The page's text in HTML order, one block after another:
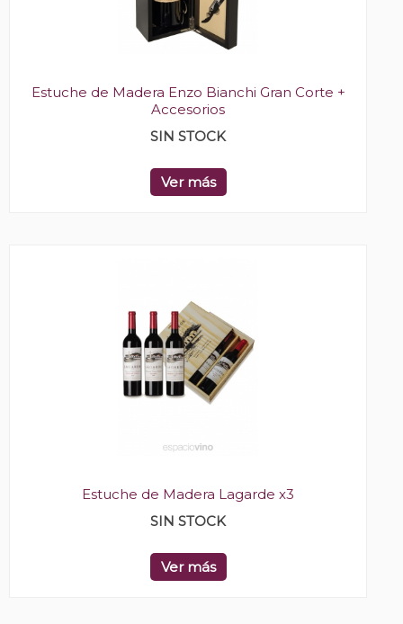
Estuche de Madera Enzo Bianchi Gran Corte +
Accesorios
SIN STOCK
Ver más
Estuche de Madera Lagarde x3
SIN STOCK
Ver más